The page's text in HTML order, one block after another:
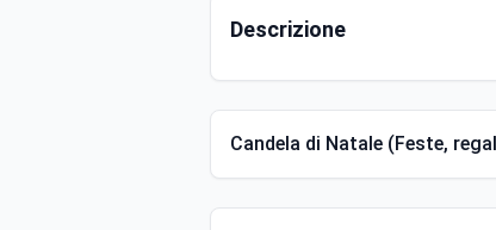
Descrizione
Candela di Natale (Feste,